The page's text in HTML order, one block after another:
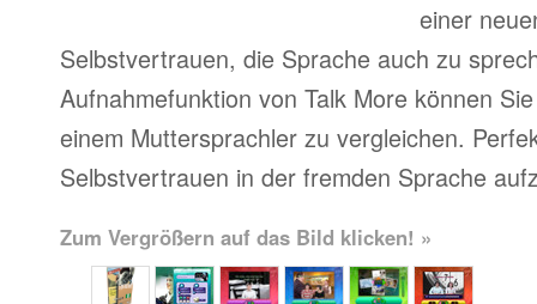
einer
Selbstvertrauen, die Sprache auch zu
Aufnahmefunktion von Talk More können
einem Muttersprachler zu vergleichen.
Selbstvertrauen in der fremden Sprache
Zum Vergrößern auf das Bild klicken! »